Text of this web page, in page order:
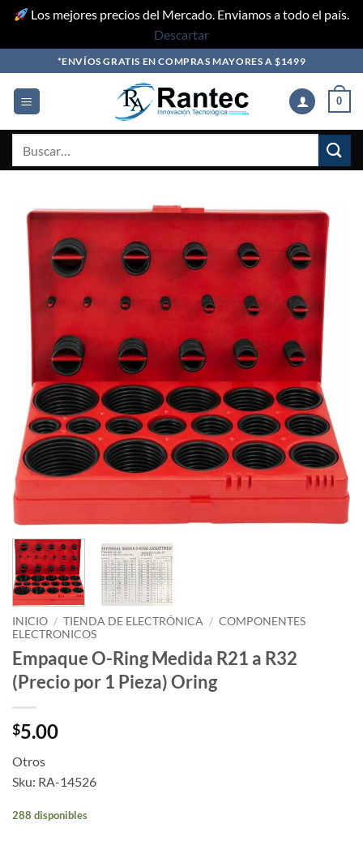
Los mejores precios del Mercado. Enviamos a todo el país.
Descartar
to
content
*ENVÍOS GRATIS EN COMPRAS MAYORES A $1499
0
INICIO / TIENDA DE ELECTRÓNICA / COMPONENTES
ELECTRONICOS
Empaque O-Ring Medida R21 a R32
(Precio por 1 Pieza) Oring
$5.00
Otros
Sku: RA-14526
288 disponibles